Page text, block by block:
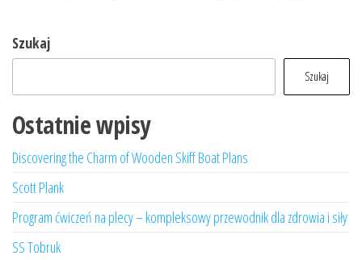
Szukaj
Szukaj
Ostatnie wpisy
Discovering the Charm of Wooden Skiff Boat Plans
Scott Plank
Program ćwiczeń na plecy – kompleksowy przewodnik dla zdrowia i siły
SS Tobruk